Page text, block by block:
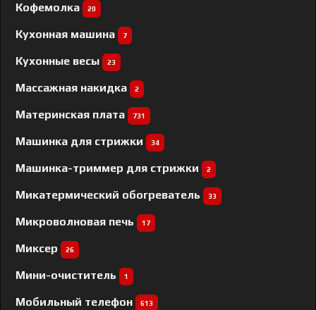
Кофемолка 20
Кухонная машина 7
Кухонные весы 23
Массажная накидка 2
Материнская плата 731
Машинка для стрижки 34
Машинка-триммер для стрижки 2
Микатермический обогреватель 33
Микроволновая печь 17
Миксер 26
Мини-очиститель 1
Мобильный телефон 613